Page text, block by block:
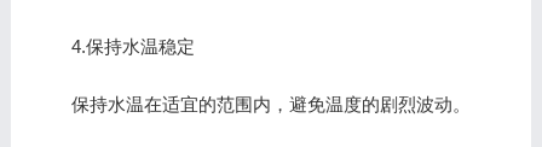
4.保持水温稳定
保持水温在适宜的范围内，避免温度的剧烈波动。